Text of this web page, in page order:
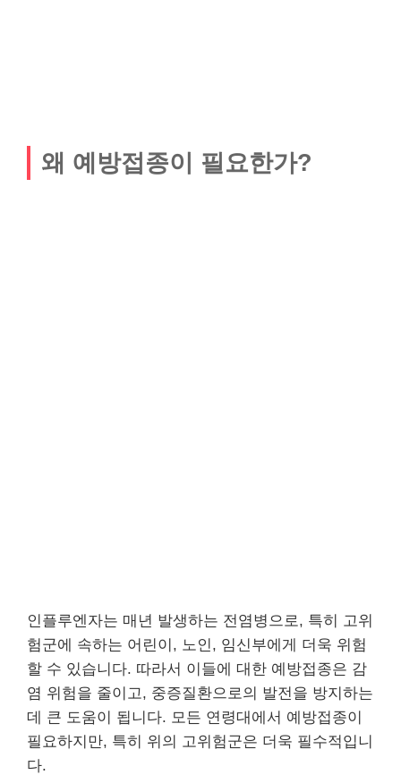
왜 예방접종이 필요한가?
인플루엔자는 매년 발생하는 전염병으로, 특히 고위
험군에 속하는 어린이, 노인, 임신부에게 더욱 위험
할 수 있습니다. 따라서 이들에 대한 예방접종은 감
염 위험을 줄이고, 중증질환으로의 발전을 방지하는
데 큰 도움이 됩니다. 모든 연령대에서 예방접종이
필요하지만, 특히 위의 고위험군은 더욱 필수적입니
다.